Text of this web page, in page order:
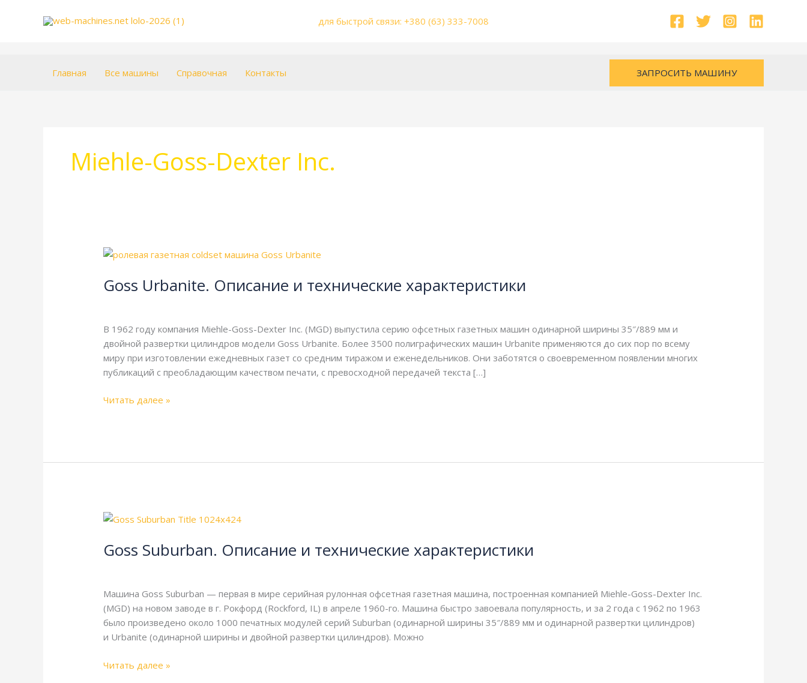
для быстрой связи: +380 (63) 333-7008
Главная Все машины Справочная Контакты ЗАПРОСИТЬ МАШИНУ
Miehle-Goss-Dexter Inc.
Goss Urbanite. Описание и технические характеристики
В 1962 году компания Miehle-Goss-Dexter Inc. (MGD) выпустила серию офсетных газетных машин одинарной ширины 35″/889 мм и
двойной развертки цилиндров модели Goss Urbanite. Более 3500 полиграфических машин Urbanite применяются до сих пор по всему
миру при изготовлении ежедневных газет со средним тиражом и еженедельников. Они заботятся о своевременном появлении многих
публикаций с преобладающим качеством печати, с превосходной передачей текста […]
Goss
Описание
характеристики
Читать далее »
Goss Suburban. Описание и технические характеристики
Машина Goss Suburban — первая в мире серийная рулонная офсетная газетная машина, построенная компанией Miehle-Goss-Dexter Inc.
(MGD) на новом заводе в г. Рокфорд (Rockford, IL) в апреле 1960-го. Машина быстро завоевала популярность, и за 2 года с 1962 по 1963
было произведено около 1000 печатных модулей серий Suburban (одинарной ширины 35″/889 мм и одинарной развертки цилиндров)
и Urbanite (одинарной ширины и двойной развертки цилиндров). Можно
Goss
Описание
характеристики
Читать далее »